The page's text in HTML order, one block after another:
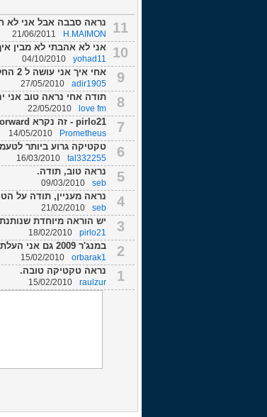
11 נראה סבבה אבל אני לא
H.MAIMON
21/06/2011
10 אני לא אהבתי לא מבין איך אתה מחזיק 55%+ בכדור
yohad11
04/10/2010
9 אחי איך אני עושה ל 2 החלוצים ההגנתים שהם ילחצו על המגנים ספציפית?? אני עושה...
adir1905
27/05/2010
8 תודה אחי נראה טוב אני
love fm
22/05/2010
7 pirlo21 - זה נקרא Defensive Forward, כמו שיש גם Advanced או Complete ו...
Prometheus
14/05/2010
6 טקטיקה גרוע ביותר
tal332255
16/03/2010
5 נראה טוב, תודה.
seb
09/03/2010
4 נראה מעניין, תודה על
seb
21/02/2010
3 יש הוראה מיוחדת
pirlo21
18/02/2010
2 במנג'ר 2009 גם אני העלתי לאתר אחת כזאת היא טקטיקה מעולה !
orbarak1
15/02/2010
1 נראה טקטיקה טובה.
raulzur
15/02/2010